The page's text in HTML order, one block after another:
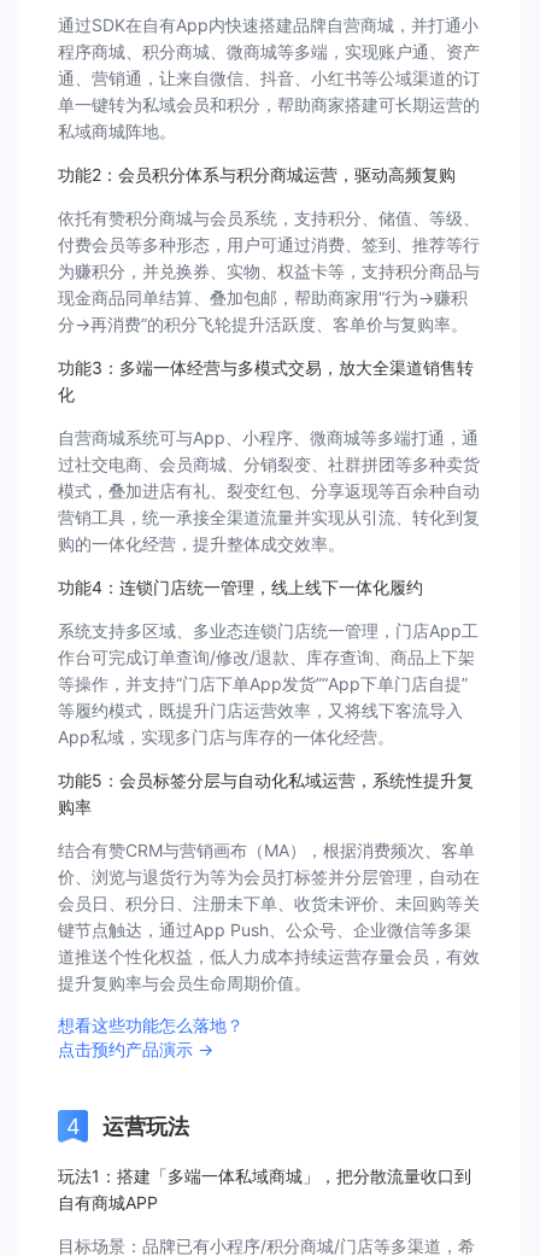
通过SDK在自有App内快速搭建品牌自营商城，并打通小
程序商城、积分商城、微商城等多端，实现账户通、资产
通、营销通，让来自微信、抖音、小红书等公域渠道的订
单一键转为私域会员和积分，帮助商家搭建可长期运营的
私域商城阵地。
功能2：会员积分体系与积分商城运营，驱动高频复购
依托有赞积分商城与会员系统，支持积分、储值、等级、
付费会员等多种形态，用户可通过消费、签到、推荐等行
为赚积分，并兑换券、实物、权益卡等，支持积分商品与
现金商品同单结算、叠加包邮，帮助商家用“行为→赚积
分→再消费”的积分飞轮提升活跃度、客单价与复购率。
功能3：多端一体经营与多模式交易，放大全渠道销售转
化
自营商城系统可与App、小程序、微商城等多端打通，通
过社交电商、会员商城、分销裂变、社群拼团等多种卖货
模式，叠加进店有礼、裂变红包、分享返现等百余种自动
营销工具，统一承接全渠道流量并实现从引流、转化到复
购的一体化经营，提升整体成交效率。
功能4：连锁门店统一管理，线上线下一体化履约
系统支持多区域、多业态连锁门店统一管理，门店App工
作台可完成订单查询/修改/退款、库存查询、商品上下架
等操作，并支持“门店下单App发货”“App下单门店自提”
等履约模式，既提升门店运营效率，又将线下客流导入
App私域，实现多门店与库存的一体化经营。
功能5：会员标签分层与自动化私域运营，系统性提升复
购率
结合有赞CRM与营销画布（MA），根据消费频次、客单
价、浏览与退货行为等为会员打标签并分层管理，自动在
会员日、积分日、注册未下单、收货未评价、未回购等关
键节点触达，通过App Push、公众号、企业微信等多渠
道推送个性化权益，低人力成本持续运营存量会员，有效
提升复购率与会员生命周期价值。
想看这些功能怎么落地？
点击预约产品演示 →
运营玩法
玩法1：搭建「多端一体私域商城」，把分散流量收口到
自有商城APP
目标场景：品牌已有小程序/积分商城/门店等多渠道，希